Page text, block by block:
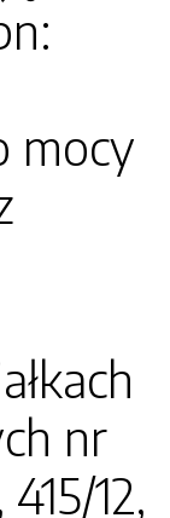
mocy
nr
12,